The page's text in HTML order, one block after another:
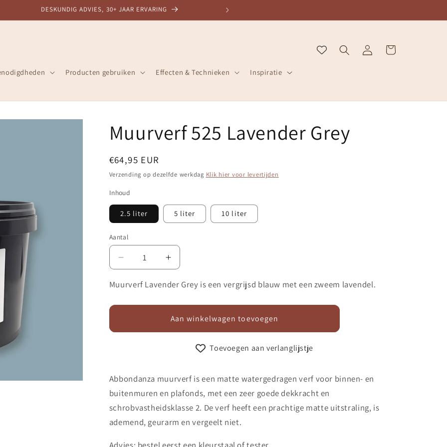
DESKUNDIG ADVIES, 30+ JAAR ERVARING
Producten gebruiken Effecten & Technieken Inspiratie
InloggenWinkelwagen
Muurverf 525 Lavender Grey
Normale
prijs
€64,95 EUR
Verzending op dezelfde werkdag Klik hier voor levertijden
Inhoud
2.5 liter 5 liter 10 liter
Aantal
Aantal
verlagen
voor
525
Aantal
verhogen
voor
525
Lavender
Muurverf Lavender Grey is een vergrijsd blauw met een zweem lavendel.
Aan winkelwagen toevoegen
Toevoegen aan verlanglijstje
Abbondanza muurverf is een matte watergedragen verf voor binnen- en
buitenmuren en plafonds, met een zeer goede dekkracht en
schrobvastheidsklasse 2. De verf heeft een prachtige matte uitstraling, is
ademend, geurarm en vergeelt niet.